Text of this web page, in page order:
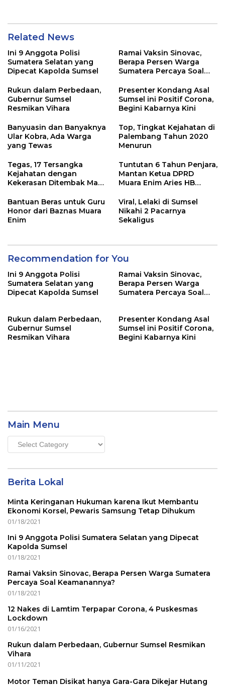
Related News
Ini 9 Anggota Polisi
Sumatera Selatan yang
Dipecat Kapolda Sumsel
Ramai Vaksin Sinovac,
Berapa Persen Warga
Sumatera Percaya Soal
Rukun dalam Perbedaan,
Gubernur Sumsel
Resmikan Vihara
Presenter Kondang Asal
Sumsel ini Positif Corona,
Begini Kabarnya Kini
Banyuasin dan Banyaknya
Ular Kobra, Ada Warga
yang Tewas
Top, Tingkat Kejahatan di
Palembang Tahun 2020
Menurun
Tegas, 17 Tersangka
Kejahatan dengan
Kekerasan Ditembak Mati
Tuntutan 6 Tahun Penjara,
Mantan Ketua DPRD
Muara Enim Aries HB
Bantuan Beras untuk Guru
Honor dari Baznas Muara
Enim
Viral, Lelaki di Sumsel
Nikahi 2 Pacarnya
Sekaligus
Recommendation for You
Ini 9 Anggota Polisi
Sumatera Selatan yang
Dipecat Kapolda Sumsel
Ramai Vaksin Sinovac,
Berapa Persen Warga
Sumatera Percaya Soal
Rukun dalam Perbedaan,
Gubernur Sumsel
Resmikan Vihara
Presenter Kondang Asal
Sumsel ini Positif Corona,
Begini Kabarnya Kini
Main Menu
Main
Menu
Berita Lokal
Minta Keringanan Hukuman karena Ikut Membantu
Ekonomi Korsel, Pewaris Samsung Tetap Dihukum
01/18/2021
Ini 9 Anggota Polisi Sumatera Selatan yang Dipecat
Kapolda Sumsel
01/18/2021
Ramai Vaksin Sinovac, Berapa Persen Warga Sumatera
Percaya Soal Keamanannya?
01/18/2021
12 Nakes di Lamtim Terpapar Corona, 4 Puskesmas
Lockdown
01/16/2021
Rukun dalam Perbedaan, Gubernur Sumsel Resmikan
Vihara
01/11/2021
Motor Teman Disikat hanya Gara-Gara Dikejar Hutang